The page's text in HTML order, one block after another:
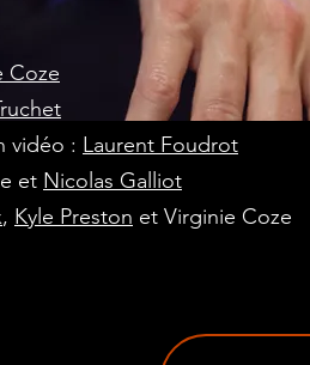
Coze
vidéo : Laurent Foudrot
et Nicolas Galliot
, Kyle Preston et Virginie Coze